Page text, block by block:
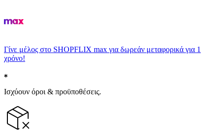
Γίνε μέλος στο SHOPFLIX max για δωρεάν μεταφορικά για 1
χρόνο!
Ισχύουν όροι & προϋποθέσεις.